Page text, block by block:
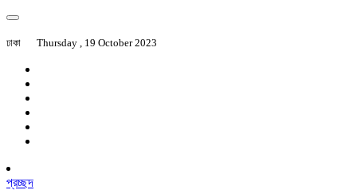
ঢাকা Thursday , 19 October 2023
প্রচ্ছদ